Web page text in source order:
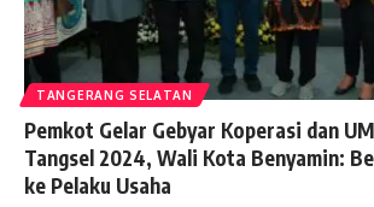
TANGERANG SELATAN
Pemkot Gelar Gebyar Koperasi dan
Tangsel 2024, Wali Kota Benyamin:
ke Pelaku Usaha